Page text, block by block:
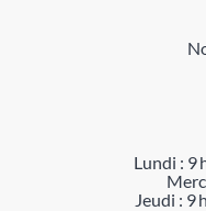
Lundi : 9
Jeudi : 9